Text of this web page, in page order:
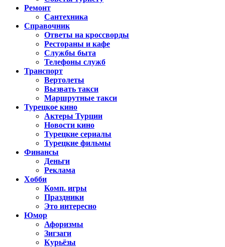
Ремонт
Сантехника
Справочник
Ответы на кроссворды
Рестораны и кафе
Службы быта
Телефоны служб
Транспорт
Вертолеты
Вызвать такси
Маршрутные такси
Турецкое кино
Актеры Турции
Новости кино
Турецкие сериалы
Турецкие фильмы
Финансы
Деньги
Реклама
Хобби
Комп. игры
Праздники
Это интересно
Юмор
Афоризмы
Зигзаги
Курьёзы